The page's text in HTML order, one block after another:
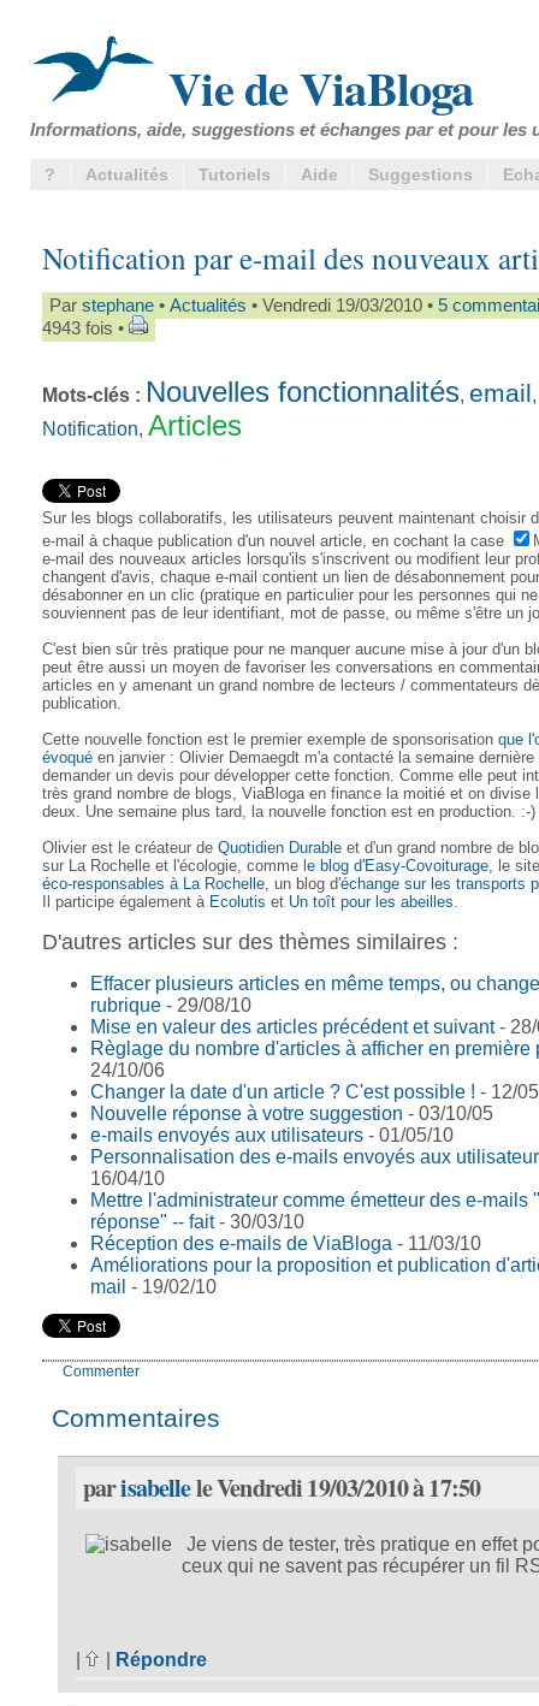
Vie de ViaBloga
Informations, aide, suggestions et échanges par et pour les
? Actualités Tutoriels Aide Suggestions
Notification par e-mail des nouveaux
Par stephane • Actualités • Vendredi 19/03/2010 • 5
4943 fois •
Mots-clés : Nouvelles fonctionnalités, email,
Notification, Articles
Sur les blogs collaboratifs, les utilisateurs peuvent maintenant choisir
e-mail à chaque publication d'un nouvel article, en cochant la case
e-mail des nouveaux articles lorsqu'ils s'inscrivent ou modifient leur
changent d'avis, chaque e-mail contient un lien de désabonnement
désabonner en un clic (pratique en particulier pour les personnes qui
souviennent pas de leur identifiant, mot de passe, ou même s'être un
C'est bien sûr très pratique pour ne manquer aucune mise à jour d'un
peut être aussi un moyen de favoriser les conversations en
articles en y amenant un grand nombre de lecteurs / commentateurs
publication.
Cette nouvelle fonction est le premier exemple de sponsorisation que
évoqué en janvier : Olivier Demaegdt m'a contacté la semaine dernière
demander un devis pour développer cette fonction. Comme elle peut
très grand nombre de blogs, ViaBloga en finance la moitié et on divise
deux. Une semaine plus tard, la nouvelle fonction est en production. :-)
Olivier est le créateur de Quotidien Durable et d'un grand nombre de
sur La Rochelle et l'écologie, comme l e blog d'Easy-Covoiturage, le
éco-responsables à La Rochelle, un blog d'échange sur les transports
Il participe également à Ecolutis et Un toît pour les abeilles.
D'autres articles sur des thèmes similaires :
Effacer plusieurs articles en même temps, ou
rubrique - 29/08/10
Mise en valeur des articles précédent et suivant- 28/
Règlage du nombre d'articles à afficher en première
24/10/06
Changer la date d'un article ? C'est possible ! - 12/
Nouvelle réponse à votre suggestion - 03/10/05
e-mails envoyés aux utilisateurs - 01/05/10
Personnalisation des e-mails envoyés aux
16/04/10
Mettre l'administrateur comme émetteur des e-mails
réponse" -- fait- 30/03/10
Réception des e-mails de ViaBloga - 11/03/10
Améliorations pour la proposition et publication
mail - 19/02/10
Commenter
Commentaires
parisabellele Vendredi 19/03/2010 à 17:50
Je viens de tester, très pratique en effet
ceux qui ne savent pas récupérer un fil
Répondre